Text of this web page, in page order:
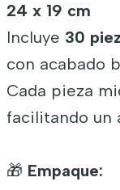
24 x 19 cm
Incluye 30
con acabado
Cada pieza
facilitando un
🎁 Empaque: